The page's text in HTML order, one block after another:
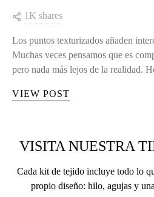
1K shares
Los puntos texturizados añaden
Muchas veces pensamos que es
pero nada más lejos de la realidad.
VIEW POST
VISITA NUESTRA
Cada kit de tejido incluye todo lo
propio diseño: hilo, agujas y